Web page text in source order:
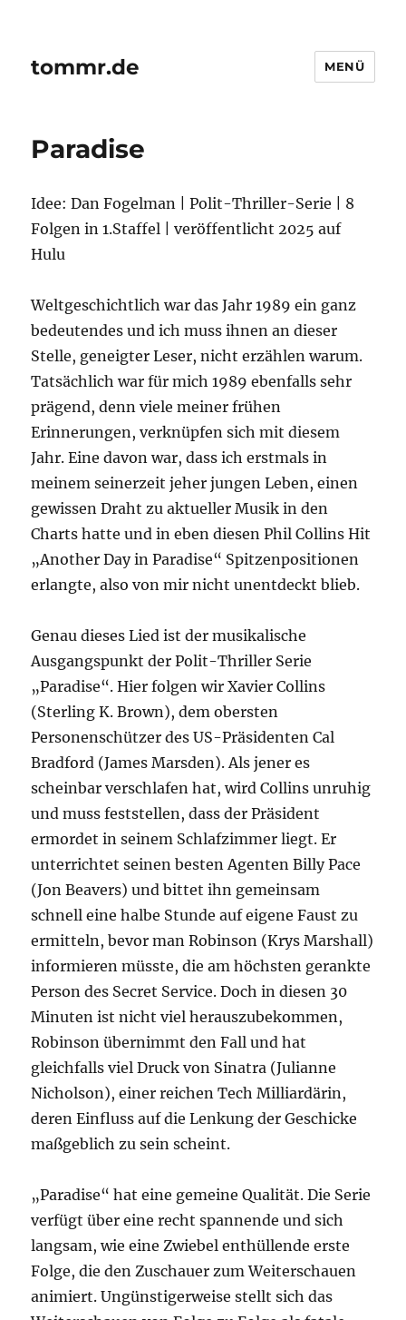
tommr.de MENÜ
Paradise
Idee: Dan Fogelman | Polit-Thriller-Serie | 8
Folgen in 1.Staffel | veröffentlicht 2025 auf
Hulu
Weltgeschichtlich war das Jahr 1989 ein ganz
bedeutendes und ich muss ihnen an dieser
Stelle, geneigter Leser, nicht erzählen warum.
Tatsächlich war für mich 1989 ebenfalls sehr
prägend, denn viele meiner frühen
Erinnerungen, verknüpfen sich mit diesem
Jahr. Eine davon war, dass ich erstmals in
meinem seinerzeit jeher jungen Leben, einen
gewissen Draht zu aktueller Musik in den
Charts hatte und in eben diesen Phil Collins Hit
„Another Day in Paradise“ Spitzenpositionen
erlangte, also von mir nicht unentdeckt blieb.
Genau dieses Lied ist der musikalische
Ausgangspunkt der Polit-Thriller Serie
„Paradise“. Hier folgen wir Xavier Collins
(Sterling K. Brown), dem obersten
Personenschützer des US-Präsidenten Cal
Bradford (James Marsden). Als jener es
scheinbar verschlafen hat, wird Collins unruhig
und muss feststellen, dass der Präsident
ermordet in seinem Schlafzimmer liegt. Er
unterrichtet seinen besten Agenten Billy Pace
(Jon Beavers) und bittet ihn gemeinsam
schnell eine halbe Stunde auf eigene Faust zu
ermitteln, bevor man Robinson (Krys Marshall)
informieren müsste, die am höchsten gerankte
Person des Secret Service. Doch in diesen 30
Minuten ist nicht viel herauszubekommen,
Robinson übernimmt den Fall und hat
gleichfalls viel Druck von Sinatra (Julianne
Nicholson), einer reichen Tech Milliardärin,
deren Einfluss auf die Lenkung der Geschicke
maßgeblich zu sein scheint.
„Paradise“ hat eine gemeine Qualität. Die Serie
verfügt über eine recht spannende und sich
langsam, wie eine Zwiebel enthüllende erste
Folge, die den Zuschauer zum Weiterschauen
animiert. Ungünstigerweise stellt sich das